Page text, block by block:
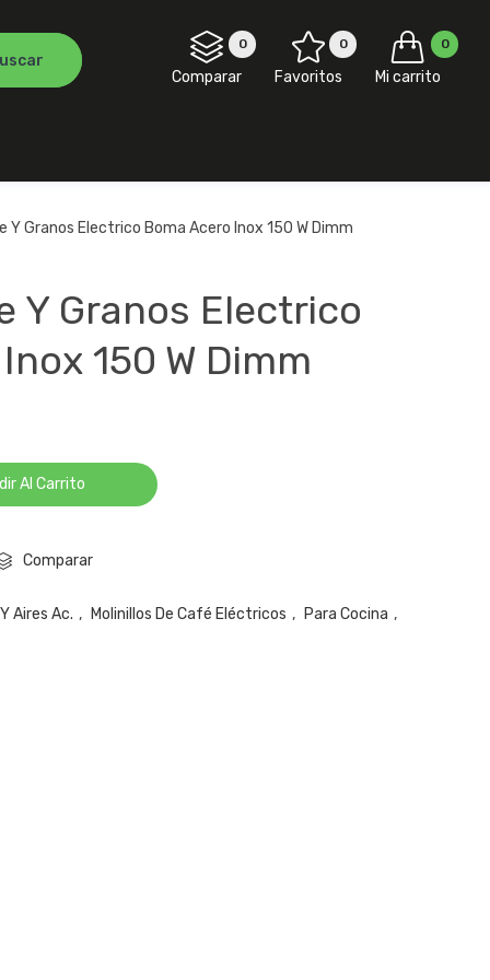
0
Comparar
0
Favoritos
0
Mi carrito
Y Granos Electrico Boma Acero Inox 150 W Dimm
Y Granos Electrico
150 W Dimm
Al Carrito
Comparar
Aires Ac. , Molinillos De Café Eléctricos , Para Cocina ,